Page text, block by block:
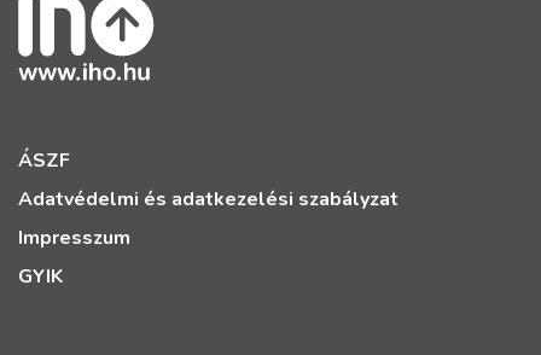
ÁSZF
Adatvédelmi és adatkezelési szabályzat
Impresszum
GYIK